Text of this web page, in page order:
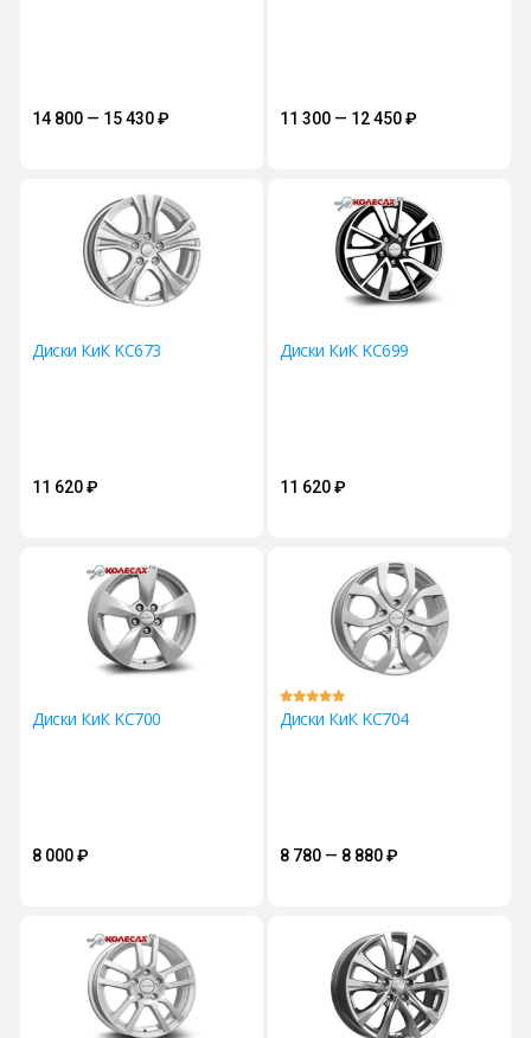
14 800 — 15 430₽ 11 300 — 12 450₽
Диски КиК KC673
11 620₽
Диски КиК KC699
11 620₽
Диски КиК KC700
8 000₽
Диски КиК KC704
8 780 — 8 880₽